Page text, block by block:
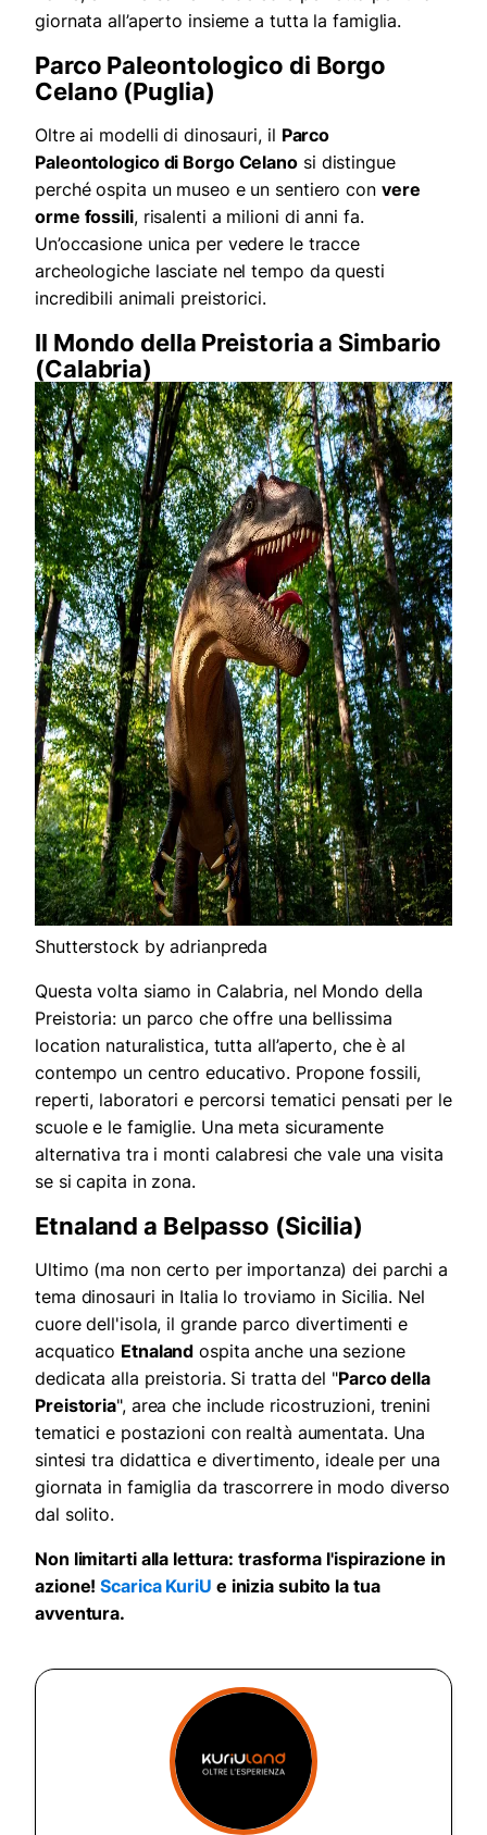
giornata all’aperto insieme a tutta la famiglia.
Parco Paleontologico di Borgo
Celano (Puglia)
Oltre ai modelli di dinosauri, il Parco
Paleontologico di Borgo Celano si distingue
perché ospita un museo e un sentiero con vere
orme fossili, risalenti a milioni di anni fa.
Un’occasione unica per vedere le tracce
archeologiche lasciate nel tempo da questi
incredibili animali preistorici.
Il Mondo della Preistoria a Simbario
(Calabria)
Shutterstock by adrianpreda
Questa volta siamo in Calabria, nel Mondo della
Preistoria: un parco che offre una bellissima
location naturalistica, tutta all’aperto, che è al
contempo un centro educativo. Propone fossili,
reperti, laboratori e percorsi tematici pensati per le
scuole e le famiglie. Una meta sicuramente
alternativa tra i monti calabresi che vale una visita
se si capita in zona.
Etnaland a Belpasso (Sicilia)
Ultimo (ma non certo per importanza) dei parchi a
tema dinosauri in Italia lo troviamo in Sicilia. Nel
cuore dell'isola, il grande parco divertimenti e
acquatico Etnaland ospita anche una sezione
dedicata alla preistoria. Si tratta del "Parco della
Preistoria", area che include ricostruzioni, trenini
tematici e postazioni con realtà aumentata. Una
sintesi tra didattica e divertimento, ideale per una
giornata in famiglia da trascorrere in modo diverso
dal solito.
Non limitarti alla lettura: trasforma l'ispirazione in
azione!Scarica KuriU e inizia subito la tua
avventura.